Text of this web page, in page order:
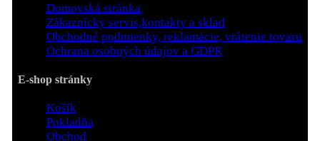
Domovská stránka
Zákaznícky servis,kontakty a sklad
Obchodné podmienky, reklamácie, vrátenie tovaru
Ochrana osobných údajov a GDPR
E-shop stránky
Košík
Pokladňa
Obchod